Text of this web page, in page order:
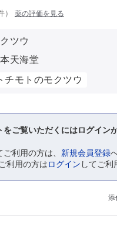
） 薬の評価を見る
ツウ
天海堂
チモトのモクツウ
ご覧いただくにはログイン
ご利用の方は、 新規会員登録
利用の方はログイン してご利
添